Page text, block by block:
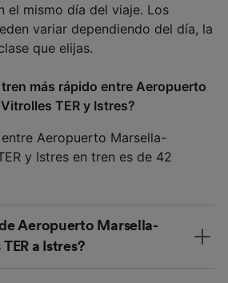
el mismo día del viaje. Los
variar dependiendo del día, la
que elijas.
tren más rápido entre Aeropuerto
TER y Istres?
Aeropuerto Marsella-
y Istres en tren es de 42
Aeropuerto Marsella-
a Istres?